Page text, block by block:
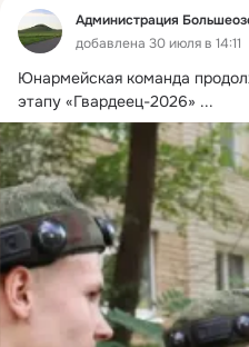
Администрация
добавлена 30 июля в 14:11
Юнармейская команда
этапу «Гвардеец-2026» ...